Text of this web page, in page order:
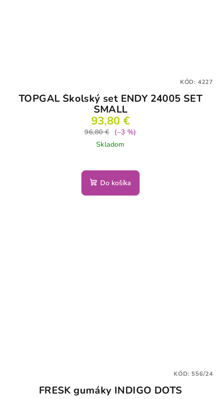
TOPGAL Školský set ENDY 24005 SET
SMALL
93,80 €
96,80 €
(–3 %)
Skladom
Do košíka
KÓD: 4227
FRESK gumáky INDIGO DOTS
KÓD: 556/24